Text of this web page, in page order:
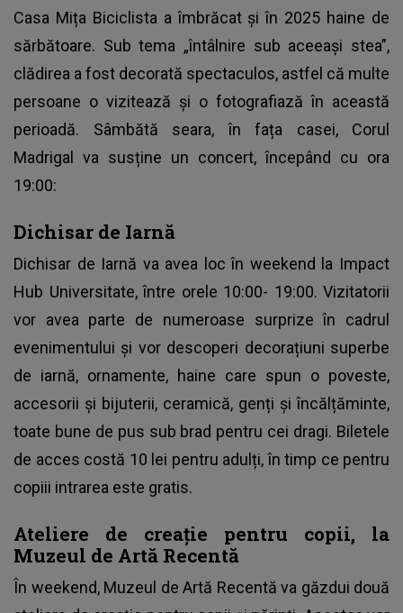
Casa Mița Biciclista a îmbrăcat și în 2025 haine de
sărbătoare. Sub tema „întâlnire sub aceeași stea”,
clădirea a fost decorată spectaculos, astfel că multe
persoane o vizitează și o fotografiază în această
perioadă. Sâmbătă seara, în fața casei, Corul
Madrigal va susține un concert, începând cu ora
19:00:
Dichisar de Iarnă
Dichisar de Iarnă va avea loc în weekend la Impact
Hub Universitate, între orele 10:00- 19:00. Vizitatorii
vor avea parte de numeroase surprize în cadrul
evenimentului și vor descoperi decorațiuni superbe
de iarnă, ornamente, haine care spun o poveste,
accesorii și bijuterii, ceramică, genți și încălțăminte,
toate bune de pus sub brad pentru cei dragi. Biletele
de acces costă 10 lei pentru adulți, în timp ce pentru
copiii intrarea este gratis.
Ateliere de creație pentru copii, la
Muzeul de Artă Recentă
În weekend, Muzeul de Artă Recentă va găzdui două